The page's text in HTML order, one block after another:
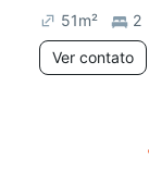
51m² 2
Ver contato